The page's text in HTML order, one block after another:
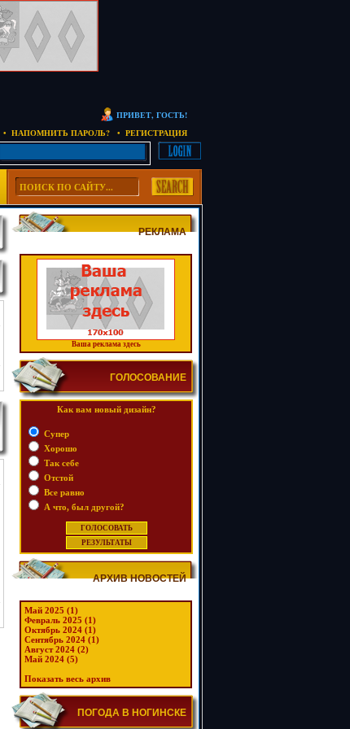
ПРИВЕТ, ГОСТЬ!
• НАПОМНИТЬ ПАРОЛЬ?
• РЕГИСТРАЦИЯ
РЕКЛАМА
Ваша реклама здесь
ГОЛОСОВАНИЕ
Как вам новый дизайн?
Супер
Хорошо
Так себе
Отстой
Все равно
А что, был другой?
АРХИВ НОВОСТЕЙ
Май 2025 (1)
Февраль 2025 (1)
Октябрь 2024 (1)
Сентябрь 2024 (1)
Август 2024 (2)
Май 2024 (5)
Показать весь архив
ПОГОДА В НОГИНСКЕ